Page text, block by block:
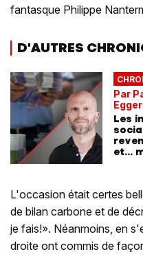
fantasque Philippe
D'AUTRES
Par
Egger
Les
et…
L'occasion était certes
de bilan carbone et de
je fais!». Néanmoins, en
droite ont commis de